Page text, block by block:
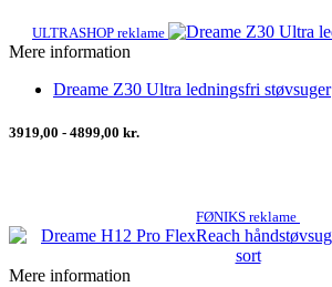
ULTRASHOP reklame
Mere information
Dreame Z30 Ultra ledningsfri støvsuger
3919,00 - 4899,00 kr.
FØNIKS reklame
Mere information